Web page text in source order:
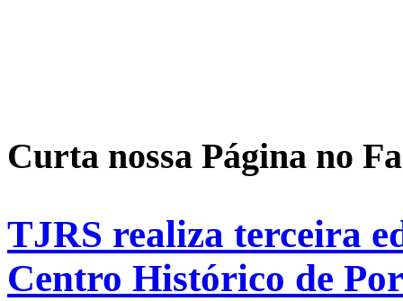
Curta nossa Página no
TJRS realiza terceira
Centro Histórico de